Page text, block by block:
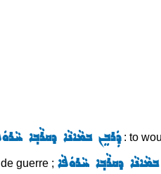
ܕܲܪܒܸܢ ܒܡܵܐܢܵܐ ܕܩܪܵܒ݂ܐ: to
guerre ; ܕܩܪܵܒ݂ܐ ܚܵܪܘܿܦܵܐ